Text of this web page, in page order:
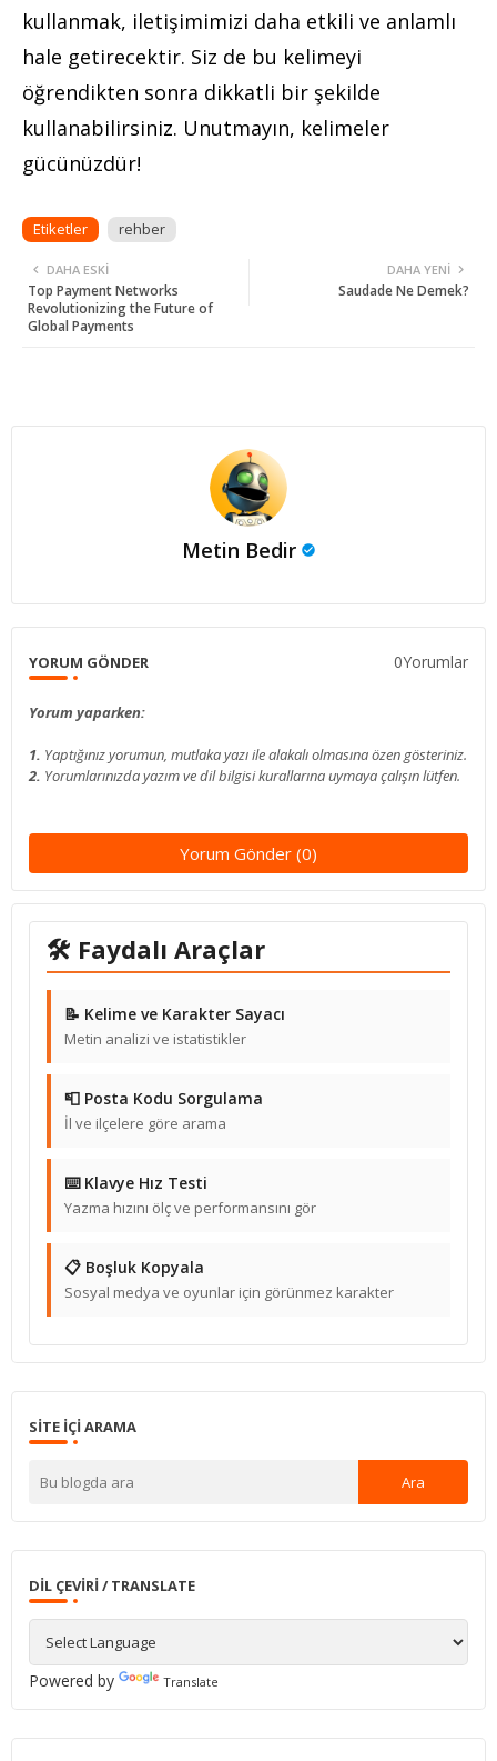
kullanmak, iletişimimizi daha etkili ve anlamlı
hale getirecektir. Siz de bu kelimeyi
öğrendikten sonra dikkatli bir şekilde
kullanabilirsiniz. Unutmayın, kelimeler
gücünüzdür!
Etiketler rehber
DAHA YENI
Saudade Ne Demek?
DAHA ESKI
Top Payment Networks
Revolutionizing the Future of
Global Payments
Metin Bedir
YORUM GÖNDER 0Yorumlar
Yorum yaparken:
1. Yaptığınız yorumun, mutlaka yazı ile alakalı olmasına özen gösteriniz.
2. Yorumlarınızda yazım ve dil bilgisi kurallarına uymaya çalışın lütfen.
Yorum Gönder (0)
🛠 Faydalı Araçlar
📝 Kelime ve Karakter Sayacı
Metin analizi ve istatistikler
📮 Posta Kodu Sorgulama
İl ve ilçelere göre arama
⌨️ Klavye Hız Testi
Yazma hızını ölç ve performansını gör
📋 Boşluk Kopyala
Sosyal medya ve oyunlar için görünmez karakter
SITE IÇI ARAMA
DIL ÇEVIRI / TRANSLATE
Powered by Translate